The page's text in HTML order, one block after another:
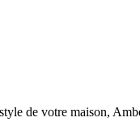
de votre maison,